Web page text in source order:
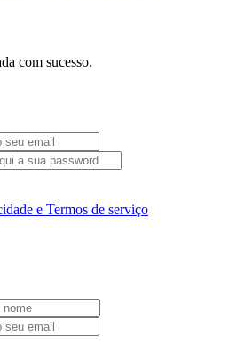
com sucesso.
e Termos de serviço